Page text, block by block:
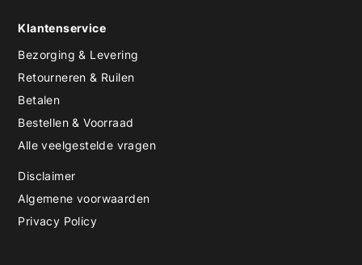
Klantenservice
Bezorging & Levering
Retourneren & Ruilen
Betalen
Bestellen & Voorraad
Alle veelgestelde vragen
Disclaimer
Algemene voorwaarden
Privacy Policy